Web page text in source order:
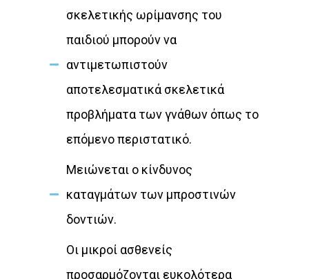
σκελετικής ωρίμανσης του
παιδιού μπορούν να
αντιμετωπιστούν
αποτελεσματικά σκελετικά
προβλήματα των γνάθων όπως το
επόμενο περιστατικό.
Μειώνεται ο κίνδυνος
καταγμάτων των μπροστινών
δοντιών.
Οι μικροί ασθενείς
προσαρμόζονται ευκολότερα